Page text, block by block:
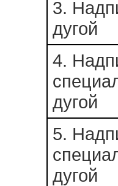
3.
дугой
4.
дугой
5.
дугой